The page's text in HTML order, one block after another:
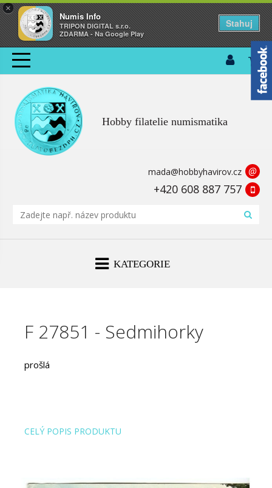
×
Numis Info
TRIPON DIGITAL s.r.o.
ZDARMA - Na Google Play
Stahuj
Hobby filatelie numismatika
mada@hobbyhavirov.cz @
+420 608 887 757
KATEGORIE
F 27851 - Sedmihorky
prošlá
CELÝ POPIS PRODUKTU